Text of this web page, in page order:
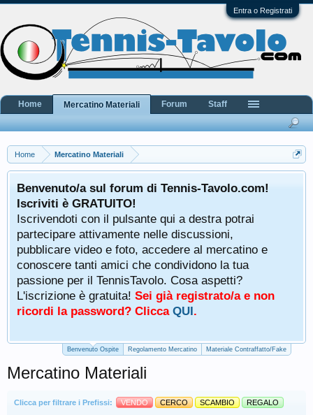
Entra o Registrati
Home Mercatino Materiali
Benvenuto/a sul forum di Tennis-Tavolo.com!
Iscriviti è GRATUITO!
Iscrivendoti con il pulsante qui a destra potrai
partecipare attivamente nelle discussioni,
pubblicare video e foto, accedere al mercatino e
conoscere tanti amici che condividono la tua
passione per il TennisTavolo. Cosa aspetti?
L'iscrizione è gratuita! Sei già registrato/a e non
ricordi la password? Clicca QUI.
Benvenuto Ospite Regolamento Mercatino Materiale Contraffatto/Fake
Mercatino Materiali
Clicca per filtrare i Prefissi: VENDO CERCO SCAMBIO REGALO
Home Mercatino Materiali Forum Staff